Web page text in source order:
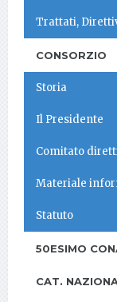
Trattati,
CONSORZIO
Storia
Il Presidente
Comitato
Materiale
Statuto
50ESIMO
CAT.